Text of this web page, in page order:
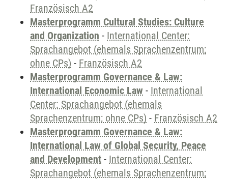
Französisch A2
Masterprogramm Cultural Studies: Culture
and Organization - International Center:
Sprachangebot (ehemals Sprachenzentrum;
ohne CPs) - Französisch A2
Masterprogramm Governance & Law:
International Economic Law - International
Center: Sprachangebot (ehemals
Sprachenzentrum; ohne CPs) - Französisch A2
Masterprogramm Governance & Law:
International Law of Global Security, Peace
and Development - International Center:
Sprachangebot (ehemals Sprachenzentrum;